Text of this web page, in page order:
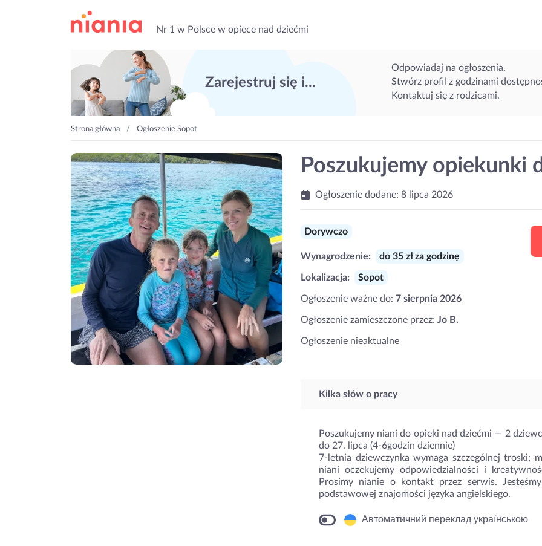
Nr 1 w Polsce w opiece nad dziećmi
Zarejestruj się i...
Odpowiadaj na ogłoszenia.
Stwórz profil z godzinami
Kontaktuj się z rodzicami.
Strona główna Ogłoszenie Sopot
Poszukujemy opiekunki
Ogłoszenie dodane: 8 lipca 2026
Dorywczo
Wynagrodzenie: do 35 zł za godzinę
Lokalizacja: Sopot
Ogłoszenie ważne do: 7 sierpnia 2026
Ogłoszenie zamieszczone przez: Jo B.
Ogłoszenie nieaktualne
Kilka słów o pracy
Poszukujemy niani do opieki nad dziećmi — 2
do 27. lipca (4-6godzin dziennie)
7‑letnia dziewczynka wymaga szczególnej troski;
niani oczekujemy odpowiedzialności i
Prosimy nianie o kontakt przez serwis.
podstawowej znajomości języka angielskiego.
Автоматичний переклад українською